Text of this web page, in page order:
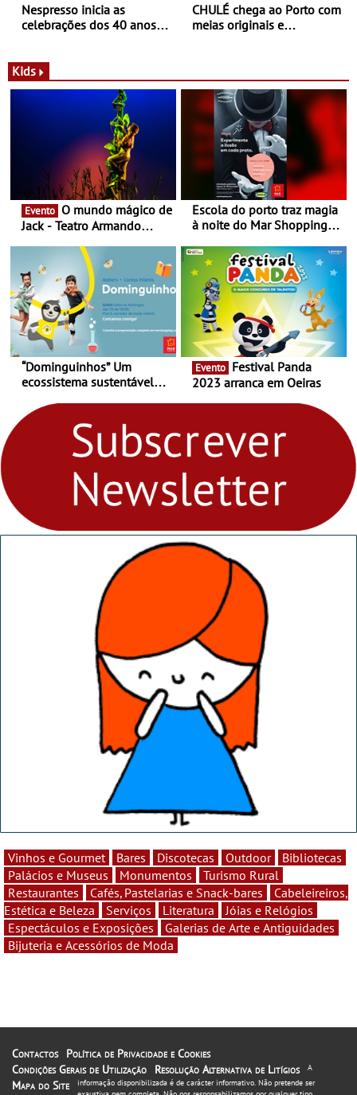
Nespresso inicia as
celebrações dos 40 anos
Novas - Edição limitada
Nespresso x Torres Novas
CHULÉ chega ao Porto com
meias originais e
Shopping
Kids
Evento
Jack - Teatro Armando
Escola do porto traz magia
à noite do Mar Shopping
29 de abril, às 21h00
“Dominguinhos” Um
ecossistema sustentável
fores - Atelier de Educação
Ambiental nos
“Dominguinhos” de 23 de
Evento
2023 arranca em Oeiras
Vinhos e Gourmet Bares Discotecas Outdoor
Bibliotecas
Palácios e Museus
Monumentos
Turismo Rural
Restaurantes
Cafés, Pastelarias e Snack-bares
Cabeleireiros,
Estética e Beleza
Serviços Literatura
Jóias e Relógios
Espectáculos e Exposições
Galerias de Arte e Antiguidades
Bijuteria e Acessórios de Moda
Contactos
Política de Privacidade e Cookies
Condições Gerais de Utilização
Resolução Alternativa de Litígios
Mapa do Site
A
informação disponibilizada é de carácter informativo. Não pretende ser